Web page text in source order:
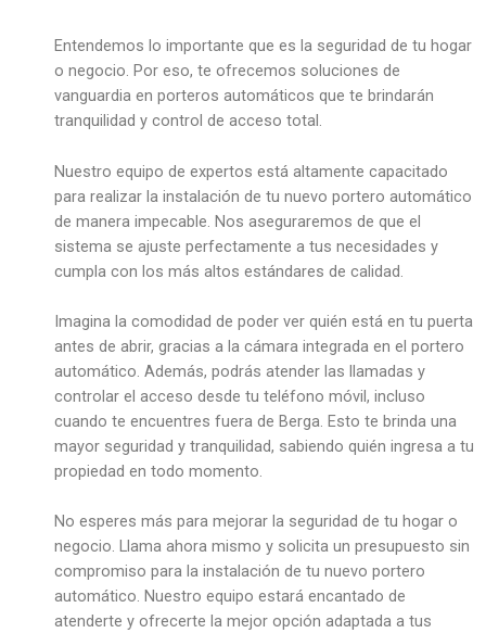
Entendemos lo importante que es la seguridad de tu hogar
o negocio. Por eso, te ofrecemos soluciones de
vanguardia en porteros automáticos que te brindarán
tranquilidad y control de acceso total.
Nuestro equipo de expertos está altamente capacitado
para realizar la instalación de tu nuevo portero automático
de manera impecable. Nos aseguraremos de que el
sistema se ajuste perfectamente a tus necesidades y
cumpla con los más altos estándares de calidad.
Imagina la comodidad de poder ver quién está en tu puerta
antes de abrir, gracias a la cámara integrada en el portero
automático. Además, podrás atender las llamadas y
controlar el acceso desde tu teléfono móvil, incluso
cuando te encuentres fuera de Berga. Esto te brinda una
mayor seguridad y tranquilidad, sabiendo quién ingresa a tu
propiedad en todo momento.
No esperes más para mejorar la seguridad de tu hogar o
negocio. Llama ahora mismo y solicita un presupuesto sin
compromiso para la instalación de tu nuevo portero
automático. Nuestro equipo estará encantado de
atenderte y ofrecerte la mejor opción adaptada a tus